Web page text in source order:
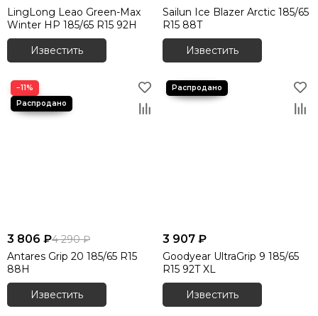
LingLong Leao Green-Max
Winter HP 185/65 R15 92H
Известить
Sailun Ice Blazer Arctic 185/65
R15 88T
Известить
−11%
3 806 ₽4 290 ₽
Antares Grip 20 185/65 R15
88H
Известить
3 907 ₽
Goodyear UltraGrip 9 185/65
R15 92T XL
Известить